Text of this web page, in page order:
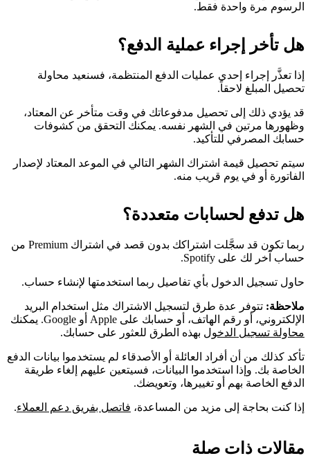
الرسوم مرة واحدة فقط.
هل تأخر إجراء عملية الدفع؟
إذا تعذَّر إجراء إحدى عمليات الدفع المنتظمة، فسنعيد محاولة
تحصيل المبلغ لاحقاً.
قد يؤدي ذلك إلى تحصيل مدفوعاتك في وقت متأخر عن المعتاد،
وظهورها مرتين في الشهر نفسه. يمكنك التحقق من كشوفات
حسابك المصرفي للتأكيد.
سيتم تحصيل قيمة اشتراك الشهر التالي في الموعد المعتاد لإصدار
الفاتورة أو في يوم قريب منه.
هل تدفع لحسابات متعددة؟
ربما تكون قد سجَّلت اشتراكك بدون قصد في اشتراك Premium من
حساب آخر لك على Spotify.
حاول تسجيل الدخول بأي تفاصيل ربما استخدمتها لإنشاء حساب.
ملاحظة: تتوفر عدة طرق لتسجيل الاشتراك مثل استخدام البريد
الإلكتروني، أو رقم الهاتف، أو حسابك على Apple أو Google. يمكنك
محاولة تسجيل الدخول بهذه الطرق للعثور على حسابك.
تأكد كذلك من أن أفراد العائلة أو الأصدقاء لم يستخدموا بيانات الدفع
الخاصة بك. وإذا استخدموا البيانات، فسيتعين عليهم إلغاء طريقة
الدفع الخاصة بهم أو تغييرها، وتعويضك.
إذا كنت بحاجة إلى مزيد من المساعدة، فاتصل بفريق دعم العملاء.
مقالات ذات صلة